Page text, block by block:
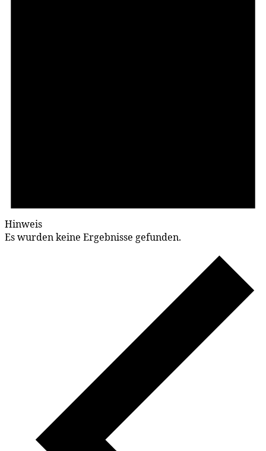
Hinweis
Es wurden keine Ergebnisse gefunden.